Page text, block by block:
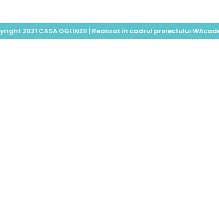
2021 CASA OGLINZII | Realizat în cadrul proiectului